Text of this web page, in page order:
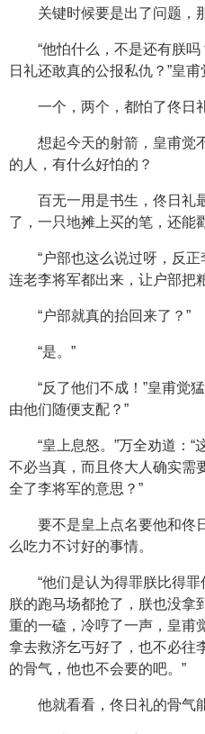
关键时候要是出了问题，
“他怕什么，不是还有朕
日礼还敢真的公报私仇？”皇甫
一个，两个，都怕了佟日
想起今天的射箭，皇甫觉
的人，有什么好怕的？
百无一用是书生，佟日礼
了，一只地摊上买的笔，还能
“户部也这么说过呀，反
连老李将军都出来，让户部把
“户部就真的抬回来了？”
“是。”
“反了他们不成！”皇甫觉
由他们随便支配？”
“皇上息怒。”万全劝道：
不必当真，而且佟大人确实需
全了李将军的意思？”
要不是皇上点名要他和佟
么吃力不讨好的事情。
“他们是认为得罪朕比得
朕的跑马场都抢了，朕也没拿
重的一磕，冷哼了一声，皇甫
拿去救济乞丐好了，也不必往
的骨气，他也不会要的吧。”
他就看看，佟日礼的骨气